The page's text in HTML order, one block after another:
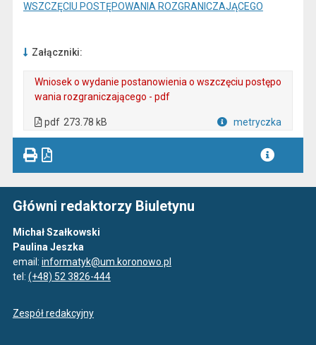
WSZCZĘCIU POSTĘPOWANIA ROZGRANICZAJĄCEGO
Załączniki:
Wniosek o wydanie postanowienia o wszczęciu postępo
wania rozgraniczającego - pdf
pdf 273.78 kB metryczka
Główni redaktorzy Biuletynu
Michał Szałkowski
Paulina Jeszka
email: informatyk@um.koronowo.pl
tel: (+48) 52 3826-444
Zespół redakcyjny